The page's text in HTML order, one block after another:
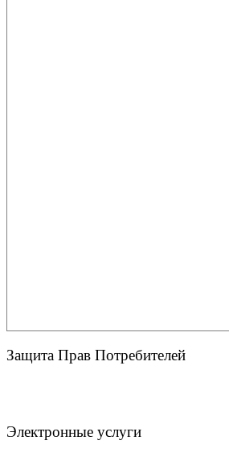
Защита Прав Потребителей
Электронные услуги